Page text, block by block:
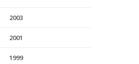
2003
2001
1999